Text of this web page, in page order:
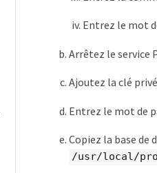
Entrez le mot
Arrêtez le service
Ajoutez la clé
Entrez le mot de
Copiez la base
/usr/local/